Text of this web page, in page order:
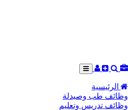
الرئيسية
وظائف طب وصيدلة
وظائف تدريس وتعليم